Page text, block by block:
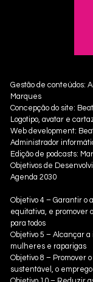
Gestão de conteúdos:
Marques
Concepção do site:
Logotipo, avatar e
Web development:
Administrador
Edição de podcasts:
Objetivos de
Agenda 2030
Objetivo 4 – Garantir o
equitativa, e promover
para todos
Objetivo 5 – Alcançar
mulheres e raparigas
Objetivo 8 – Promover
sustentável, o